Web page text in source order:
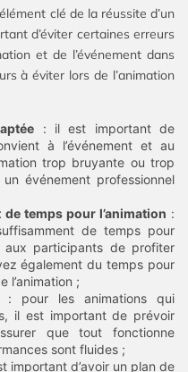
clé de la réussite d’un
d’éviter certaines erreurs
et de l’événement dans
à éviter lors de l’animation
: il est important de
à l’événement et au
trop bruyante ou trop
événement professionnel
temps pour l’animation :
de temps pour
aux participants de profiter
également du temps pour
l’animation ;
: pour les animations qui
il est important de prévoir
que tout fonctionne
sont fluides ;
important d’avoir un plan de